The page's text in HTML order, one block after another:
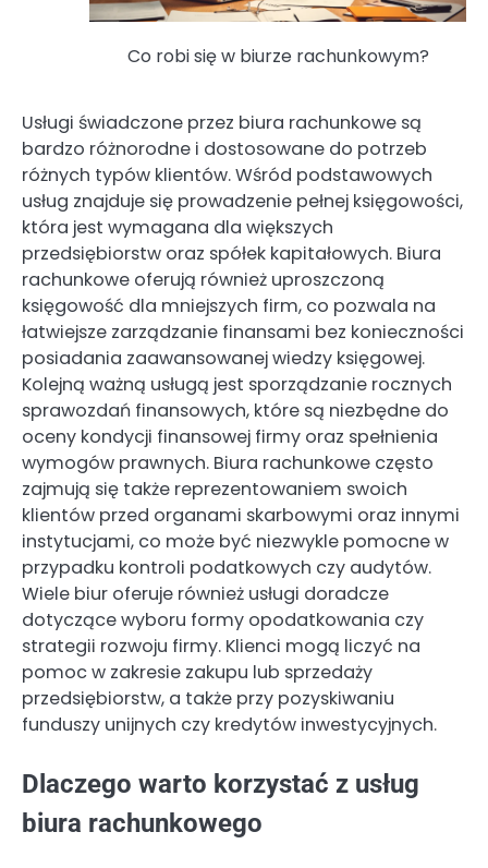
Co robi się w biurze rachunkowym?
Usługi świadczone przez biura rachunkowe są
bardzo różnorodne i dostosowane do potrzeb
różnych typów klientów. Wśród podstawowych
usług znajduje się prowadzenie pełnej księgowości,
która jest wymagana dla większych
przedsiębiorstw oraz spółek kapitałowych. Biura
rachunkowe oferują również uproszczoną
księgowość dla mniejszych firm, co pozwala na
łatwiejsze zarządzanie finansami bez konieczności
posiadania zaawansowanej wiedzy księgowej.
Kolejną ważną usługą jest sporządzanie rocznych
sprawozdań finansowych, które są niezbędne do
oceny kondycji finansowej firmy oraz spełnienia
wymogów prawnych. Biura rachunkowe często
zajmują się także reprezentowaniem swoich
klientów przed organami skarbowymi oraz innymi
instytucjami, co może być niezwykle pomocne w
przypadku kontroli podatkowych czy audytów.
Wiele biur oferuje również usługi doradcze
dotyczące wyboru formy opodatkowania czy
strategii rozwoju firmy. Klienci mogą liczyć na
pomoc w zakresie zakupu lub sprzedaży
przedsiębiorstw, a także przy pozyskiwaniu
funduszy unijnych czy kredytów inwestycyjnych.
Dlaczego warto korzystać z usług
biura rachunkowego